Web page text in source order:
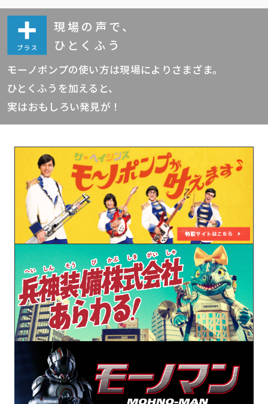
現場の声で、
ひとくふう
モーノポンプの使い方は現場によりさまざま。
ひとくふうを加えると、
実はおもしろい発見が！